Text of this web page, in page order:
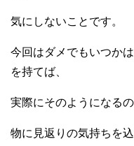
気にしないことです。
今回はダメでもいつか
を持てば、
実際にそのようになるの
物に見返りの気持ちを